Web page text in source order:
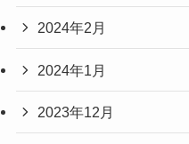
2024年2月
2024年1月
2023年12月